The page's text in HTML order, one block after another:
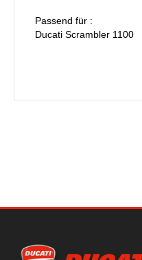
Passend für :
Ducati Scrambler 1100